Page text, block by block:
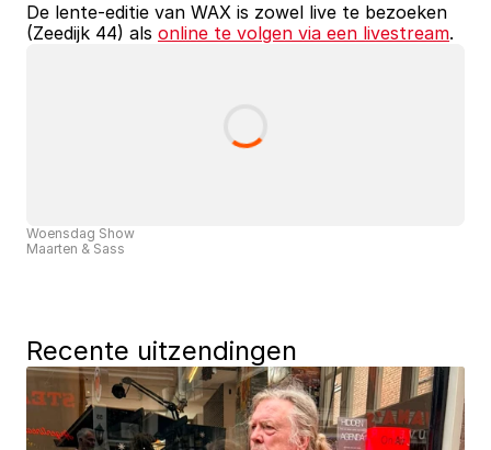
De lente-editie van WAX is zowel live te bezoeken
(Zeedijk 44) als online te volgen via een livestream.
Woensdag Show
Maarten & Sass
Recente uitzendingen